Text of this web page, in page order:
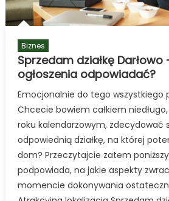
Biznes
Sprzedam działkę Darłowo
ogłoszenia odpowiadać?
Emocjonalnie do tego wszystkiego
Chcecie bowiem całkiem
roku kalendarzowym, zdecydować
odpowiednią działkę, na której
dom? Przeczytajcie zatem
podpowiada, na jakie aspekty
momencie dokonywania